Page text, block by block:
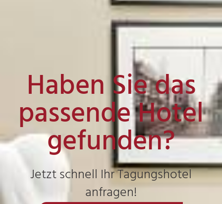
Haben Sie das
passende Hotel
gefunden?
Jetzt schnell Ihr Tagungshotel
anfragen!